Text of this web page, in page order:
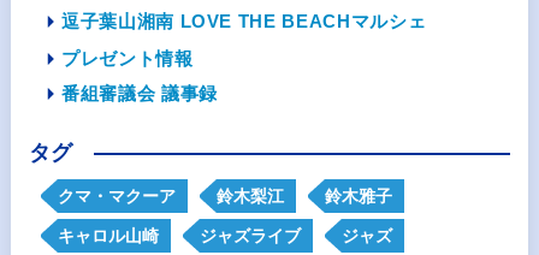
逗子葉山湘南 LOVE THE BEACHマルシェ
プレゼント情報
番組審議会 議事録
タグ
クマ・マクーア 鈴木梨江 鈴木雅子
キャロル山崎 ジャズライブ ジャズ